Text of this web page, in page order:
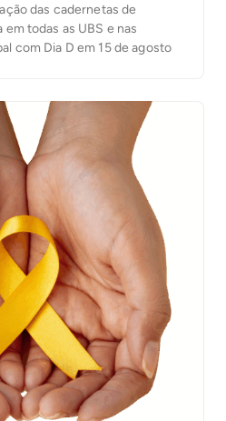
das cadernetas de
todas as UBS e nas
com Dia D em 15 de agosto